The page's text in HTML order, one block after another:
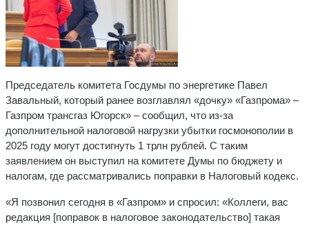
Председатель комитета Госдумы по энергетике Павел
Завальный, который ранее возглавлял «дочку» «Газпрома» –
Газпром трансгаз Югорск» – сообщил, что из-за
дополнительной налоговой нагрузки убытки госмонополии в
2025 году могут достигнуть 1 трлн рублей. С таким
заявлением он выступил на комитете Думы по бюджету и
налогам, где рассматривались поправки в Налоговый кодекс.
«Я позвонил сегодня в «Газпром» и спросил: «Коллеги, вас
редакция [поправок в налоговое законодательство] такая